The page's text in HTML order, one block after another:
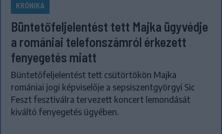
KRÓNIKA
Büntetőfeljelentést tett Majka ügyvédje
a romániai telefonszámról érkezett
fenyegetés miatt
Büntetőfeljelentést tett csütörtökön Majka
romániai jogi képviselője a sepsiszentgyörgyi Sic
Feszt fesztiválra tervezett koncert lemondását
kiváltó fenyegetés ügyében.